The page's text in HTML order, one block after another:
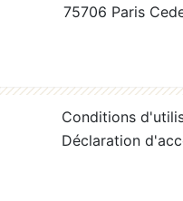
75706 Paris
Conditions
Déclaration